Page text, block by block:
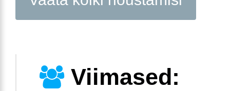
Viimased: